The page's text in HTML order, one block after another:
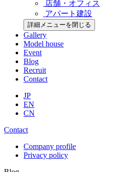
店舗・オフィス
アパート建設
詳細メニューを閉じる
Gallery
Model house
Event
Blog
Recruit
Contact
JP
EN
CN
Contact
Company profile
Privacy policy